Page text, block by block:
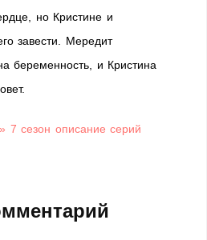
но Кристине и
завести. Мередит
беременность, и Кристина
7 сезон описание серий